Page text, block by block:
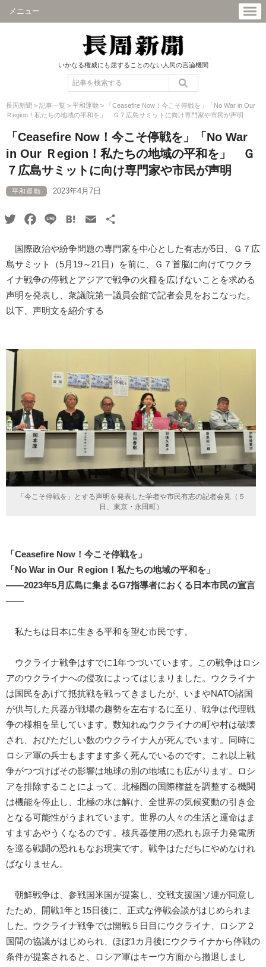
メニュー
いかなる権威にも屈することのない人民の言論機関
長周新聞 > 記事一覧 > 平和運動 >
「Ceasefire Now！今こそ停戦を」「No War in Our
Ｒegion！私たちの地域の平和を」 Ｇ７広島サミットに向け専門家や市民が声明
「Ceasefire Now！今こそ停戦を」「No War
in Our Ｒegion！私たちの地域の平和を」 Ｇ
７広島サミットに向け専門家や市民が声明
平和運動 2023年4月7日
TwitterFacebook
Line HatenaEmail
国際政治や紛争問題の専門家を中心とした有志が5日、Ｇ７広
島サミット（5月19～21日）を前に、Ｇ７首脳に向けてウクラ
イナ戦争の停戦とアジアで戦争の火種を広げないことを求める
声明を発表し、衆議院第一議員会館で記者会見をおこなった。
以下、声明文を紹介する
「今こそ停戦を」とする声明を発表した学者や市民有志の記者会見（５
日、東京・永田町）
「Ceasefire Now！今こそ停戦を」
「No War in Our Ｒegion！私たちの地域の平和を」
――2023年5月広島に集まるG7指導者におくる日本市民の宣言
――
私たちは日本に生きる平和を望む市民です。
ウクライナ戦争はすでに1年つづいています。この戦争はロシ
アのウクライナへの侵攻によってはじまりました。ウクライナ
は国民をあげて抵抗戦を戦ってきましたが、いまやNATO諸国
が供与した兵器が戦場の趨勢を左右するに至り、戦争は代理戦
争の様相を呈しています。数知れぬウクライナの町や村は破壊
され、おびただしい数のウクライナ人が死んでいます。同時に
ロシア軍の兵士もますます多く死んでいるのです。これ以上戦
争がつづけばその影響は地球の別の地域にも広がります。ロシ
アを排除することによって、北極圏の国際権益を調整する機関
は機能を停止し、北極の氷は解け、全世界の気候変動の引き金
となる可能性がうまれています。世界の人々の生活と運命はま
すますあやうくなるのです。核兵器使用の恐れも原子力発電所
を巡る戦闘の恐れもなお現実です。戦争はただちにやめなけれ
ばなりません。
朝鮮戦争は、参戦国米国が提案し、交戦支援国ソ連が同意し
たため、開戦1年と15日後に、正式な停戦会談がはじめられま
した。ウクライナ戦争では開戦５日目にウクライナ、ロシア２
国間の協議がはじめられ、ほぼ1カ月後にウクライナから停戦の
条件が提案されると、ロシア軍はキーウ方面から撤退しまし